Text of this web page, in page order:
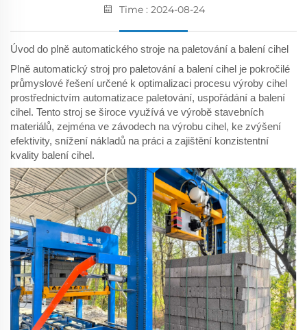
Time : 2024-08-24
Úvod do plně automatického stroje na paletování a balení cihel
Plně automatický stroj pro paletování a balení cihel je pokročilé
průmyslové řešení určené k optimalizaci procesu výroby cihel
prostřednictvím automatizace paletování, uspořádání a balení
cihel. Tento stroj se široce využívá ve výrobě stavebních
materiálů, zejména ve závodech na výrobu cihel, ke zvýšení
efektivity, snížení nákladů na práci a zajištění konzistentní
kvality balení cihel.